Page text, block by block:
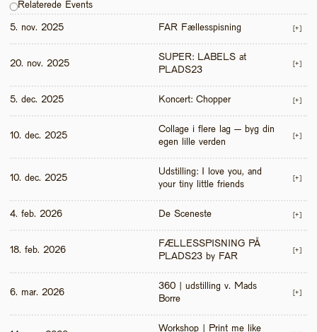
Relaterede Events
5. nov. 2025 FAR Fællesspisning [+]
20. nov. 2025
SUPER: LABELS at
PLADS23
[+]
5. dec. 2025 Koncert: Chopper [+]
10. dec. 2025
Collage i flere lag – byg din
egen lille verden
[+]
10. dec. 2025
Udstilling: I love you, and
your tiny little friends
[+]
4. feb. 2026 De Sceneste [+]
18. feb. 2026
FÆLLESSPISNING PÅ
PLADS23 by FAR
[+]
6. mar. 2026
360 | udstilling v. Mads
Borre
[+]
Workshop | Print me like